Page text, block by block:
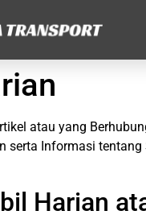
atau yang
serta Informasi tentang
Harian